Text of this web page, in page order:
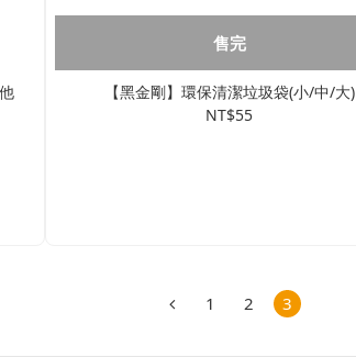
售完
【黑金剛】環保清潔垃圾袋(小/中/大)
NT$55
1 2 3